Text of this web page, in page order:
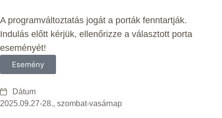
A programváltoztatás jogát a porták fenntartják.
Indulás előtt kérjük, ellenőrizze a választott porta
eseményét!
Esemény
Dátum
2025.09.27-28., szombat-vasárnap